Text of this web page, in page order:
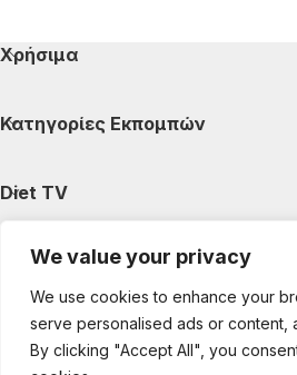
We value your privacy
We use cookies to enhance your
serve personalised ads or content,
By clicking "Accept All", you
Χρήσιμα
Κατηγορίες Εκπομπών
Diet TV
Κατηγορίες Άρθρων
Ακολουθήστε μας